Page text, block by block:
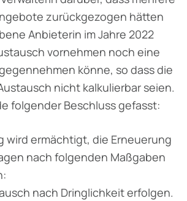
zurückgezogen hätten
Anbieterin im Jahre 2022
vornehmen noch eine
könne, so dass die
nicht kalkulierbar seien.
folgender Beschluss gefasst:
wird ermächtigt, die Erneuerung
nach folgenden Maßgaben
nach Dringlichkeit erfolgen.